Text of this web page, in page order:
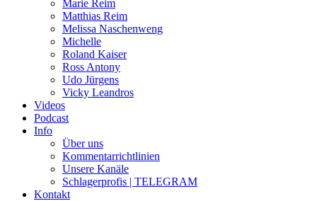
Marie Reim
Matthias Reim
Melissa Naschenweng
Michelle
Roland Kaiser
Ross Antony
Udo Jürgens
Vicky Leandros
Videos
Podcast
Info
Über uns
Kommentarrichtlinien
Unsere Kanäle
Schlagerprofis | TELEGRAM
Kontakt